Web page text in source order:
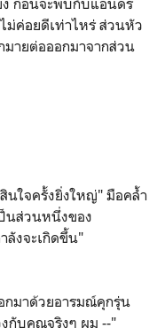
ก่อนจะพบกับแอนดร
ค่อยดีเท่าไหร่ ส่วนหัว
มายต่อออกมาจากส่วน
นใจครั้งยิ่งใหญ่" มือคล้ำ
นส่วนหนึ่งของ
ลังจะเกิดขึ้น"
กมาด้วยอารมณ์คุกรุ่น
กับคุณจริงๆ ผม --"